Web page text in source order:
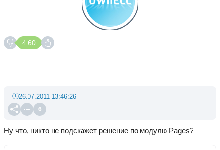
4.60
6
26.07.2011 13:46:26
Ну что, никто не подскажет решение по модулю Pages?